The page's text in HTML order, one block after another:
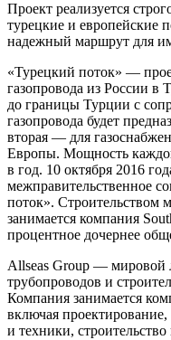
Проект реализуется
турецкие и европейские
надежный маршрут для
«Турецкий поток» —
газопровода из России в
до границы Турции с
газопровода будет
вторая — для
Европы. Мощность
в год. 10 октября 2016
межправительственное
поток». Строительством
занимается компания
процентное дочернее
Allseas Group — мировой
трубопроводов и
Компания занимается
включая
и техники,